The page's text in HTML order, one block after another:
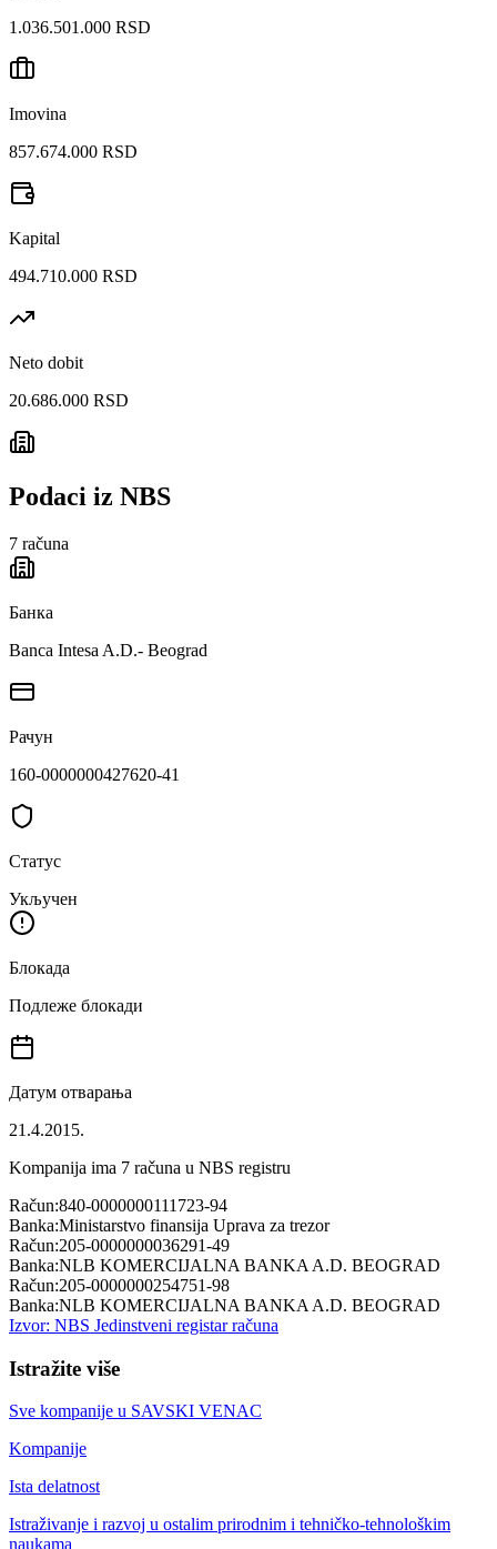
1.036.501.000 RSD
Imovina
857.674.000 RSD
Kapital
494.710.000 RSD
Neto dobit
20.686.000 RSD
Podaci iz NBS
7 računa
Банка
Banca Intesa A.D.- Beograd
Рачун
160-0000000427620-41
Статус
Укључен
Блокада
Подлеже блокади
Датум отварања
21.4.2015.
Kompanija ima 7 računa u NBS registru
Račun:840-0000000111723-94
Banka:Ministarstvo finansija Uprava za trezor
Račun:205-0000000036291-49
Banka:NLB KOMERCIJALNA BANKA A.D. BEOGRAD
Račun:205-0000000254751-98
Banka:NLB KOMERCIJALNA BANKA A.D. BEOGRAD
Izvor: NBS Jedinstveni registar računa
Istražite više
Sve kompanije u SAVSKI VENAC
Kompanije
Ista delatnost
Istraživanje i razvoj u ostalim prirodnim i tehničko-tehnološkim
naukama